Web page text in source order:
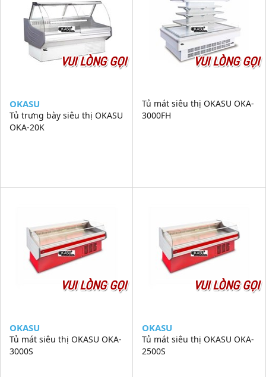
VUI LÒNG GỌI
OKASU
Tủ trưng bày siêu thị OKASU
OKA-20K
VUI LÒNG GỌI
Tủ mát siêu thị OKASU OKA-
3000FH
VUI LÒNG GỌI
OKASU
Tủ mát siêu thị OKASU OKA-
3000S
VUI LÒNG GỌI
OKASU
Tủ mát siêu thị OKASU OKA-
2500S